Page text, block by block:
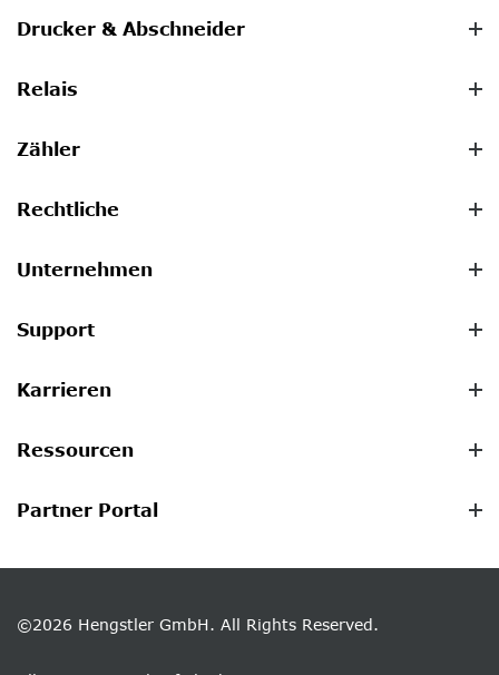
Drucker & Abschneider
Relais
Zähler
Rechtliche
Unternehmen
Support
Karrieren
Ressourcen
Partner Portal
©2026 Hengstler GmbH. All Rights Reserved.